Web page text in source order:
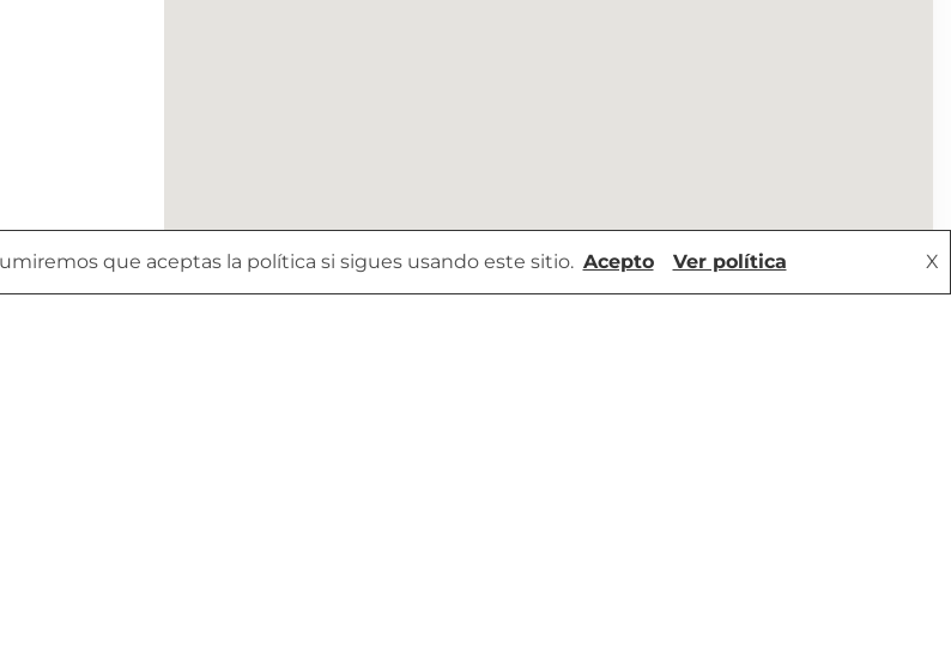
que aceptas la política si sigues usando este sitio. X
Acepto Ver política